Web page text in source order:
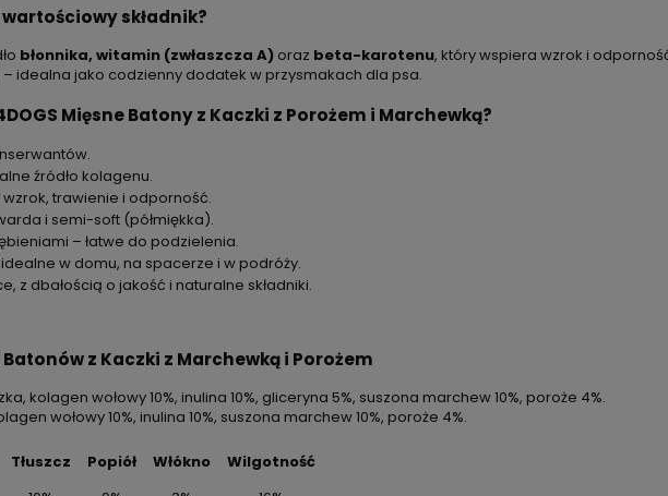
składnik?
błonnika, witamin (zwłaszcza A) oraz beta-karotenu, który wspiera wzrok i
idealna jako codzienny dodatek w przysmakach dla psa.
Mięsne Batony z Kaczki z Porożem i Marchewką?
źródło kolagenu.
trawienie i odporność.
i semi-soft (półmiękka).
– łatwe do podzielenia.
w domu, na spacerze i w podróży.
z dbałością o jakość i naturalne składniki.
z Kaczki z Marchewką i Porożem
kolagen wołowy 10%, inulina 10%, gliceryna 5%, suszona marchew 10%, poroże 4%.
wołowy 10%, inulina 10%, suszona marchew 10%, poroże 4%.
Tłuszcz Popiół Włókno
Wilgotność